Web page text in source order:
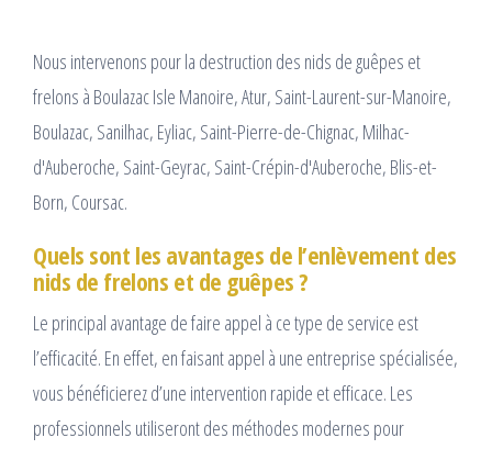
Nous intervenons pour la destruction des nids de guêpes et
frelons à Boulazac Isle Manoire, Atur, Saint-Laurent-sur-Manoire,
Boulazac, Sanilhac, Eyliac, Saint-Pierre-de-Chignac, Milhac-
d'Auberoche, Saint-Geyrac, Saint-Crépin-d'Auberoche, Blis-et-
Born, Coursac.
Quels sont les avantages de l’enlèvement des
nids de frelons et de guêpes ?
Le principal avantage de faire appel à ce type de service est
l’efficacité. En effet, en faisant appel à une entreprise spécialisée,
vous bénéficierez d’une intervention rapide et efficace. Les
professionnels utiliseront des méthodes modernes pour